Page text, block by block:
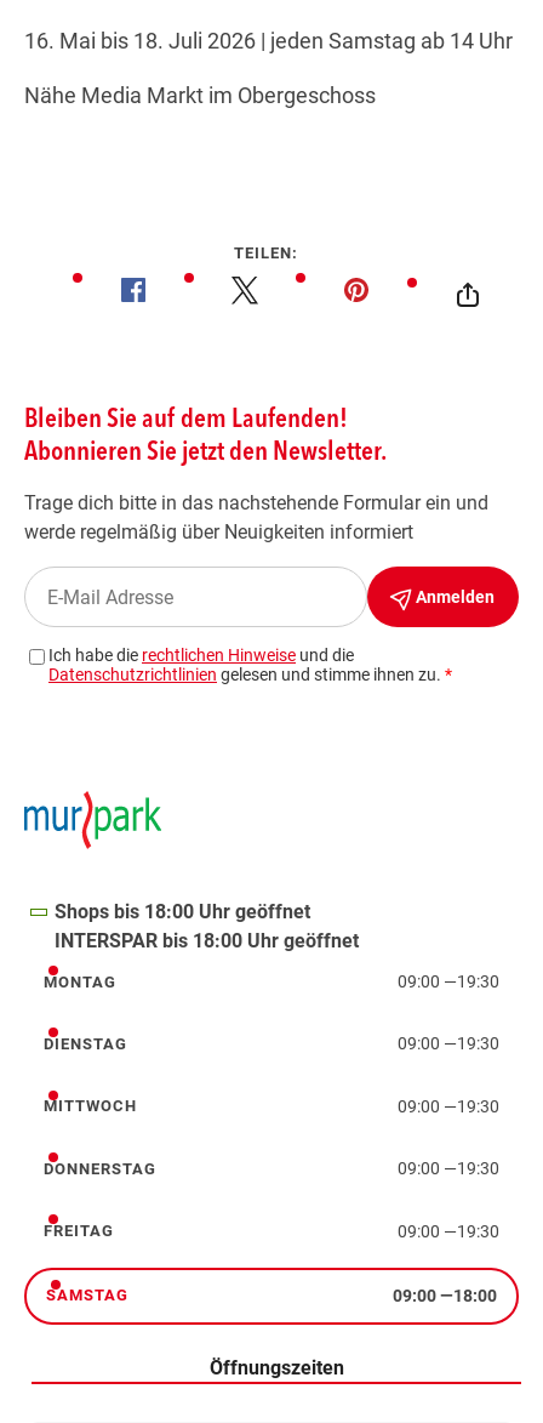
16. Mai bis 18. Juli 2026 | jeden Samstag ab 14 Uhr
Nähe Media Markt im Obergeschoss
TEILEN:
Shops bis 18:00 Uhr geöffnet
INTERSPAR bis 18:00 Uhr geöffnet
Montag
MONTAG 09:00 —19:30
Dienstag
DIENSTAG 09:00 —19:30
Mittwoch
MITTWOCH 09:00 —19:30
Donnerstag
DONNERSTAG 09:00 —19:30
Freitag
FREITAG 09:00 —19:30
Samstag
SAMSTAG 09:00—18:00
Öffnungszeiten